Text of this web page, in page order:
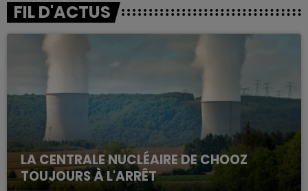
FIL D'ACTUS
LA CENTRALE NUCLÉAIRE DE CHOOZ
TOUJOURS À L'ARRÊT